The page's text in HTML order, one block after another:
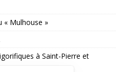
« Mulhouse »
à Saint-Pierre et